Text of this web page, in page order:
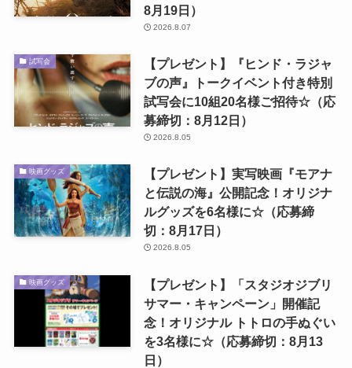
8月19日）
2026.8.07
試写会
【プレゼント】『ヒンド・ラジャ
ブの声』トークイベント付き特別
試写会に10組20名様ご招待☆（応
募締切：8月12日）
2026.8.05
映画グッズ
【プレゼント】実写映画『モアナ
と伝説の海』公開記念！オリジナ
ルグッズを6名様に☆（応募締
切：8月17日）
2026.8.05
映画グッズ
【プレゼント】「スタジオジブリ
サマー・キャンペーン」開催記
念！オリジナル トトロの手ぬぐい
を3名様に☆（応募締切：8月13
日）